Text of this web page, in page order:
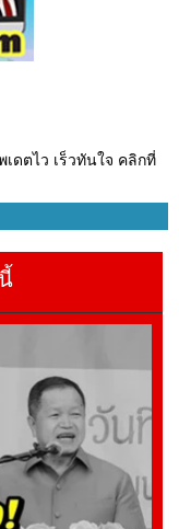
ดตไว เร็วทันใจ คลิกที่